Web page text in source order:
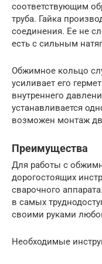
соответствующим
труба. Гайка
соединения. Ее не
есть с сильным
Обжимное кольцо
усиливает его
внутреннего
устанавливается
возможен монтаж
Преимущества
Для работы с
дорогостоящих
сварочного
в самых
своими руками
Необходимые